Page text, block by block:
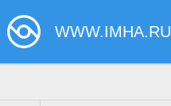
head.php"}
WWW.IMHA.RU